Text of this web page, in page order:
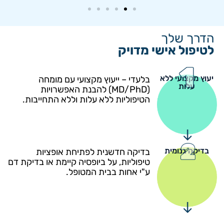
הדרך שלך
לטיפול אישי מדויק
יעוץ מקצועי ללא
עלות
בלעדי – ייעוץ מקצועי עם מומחה
(MD/PhD) להבנת האפשרויות
הטיפוליות ללא עלות וללא התחייבות.
בדיקה גנומית
בדיקה חדשנית לפתיחת אופציות
טיפוליות, על ביופסיה קיימת או בדיקת דם
ע"י אחות בבית המטופל.